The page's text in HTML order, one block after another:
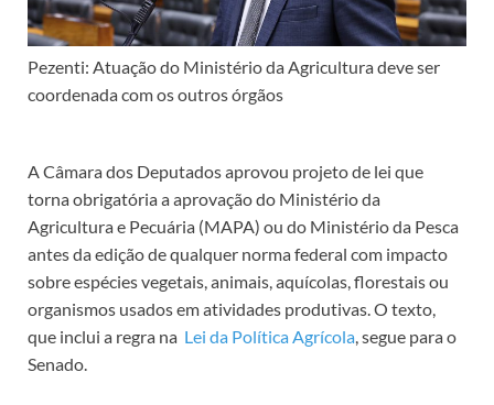
Pezenti: Atuação do Ministério da Agricultura deve ser
coordenada com os outros órgãos
A Câmara dos Deputados aprovou projeto de lei que
torna obrigatória a aprovação do Ministério da
Agricultura e Pecuária (MAPA) ou do Ministério da Pesca
antes da edição de qualquer norma federal com impacto
sobre espécies vegetais, animais, aquícolas, florestais ou
organismos usados em atividades produtivas. O texto,
que inclui a regra na Lei da Política Agrícola, segue para o
Senado.